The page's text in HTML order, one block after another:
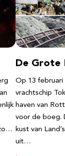
De Grote
Op 13
vrachtschip
haven van
voor de boeg.
kust van
uit…